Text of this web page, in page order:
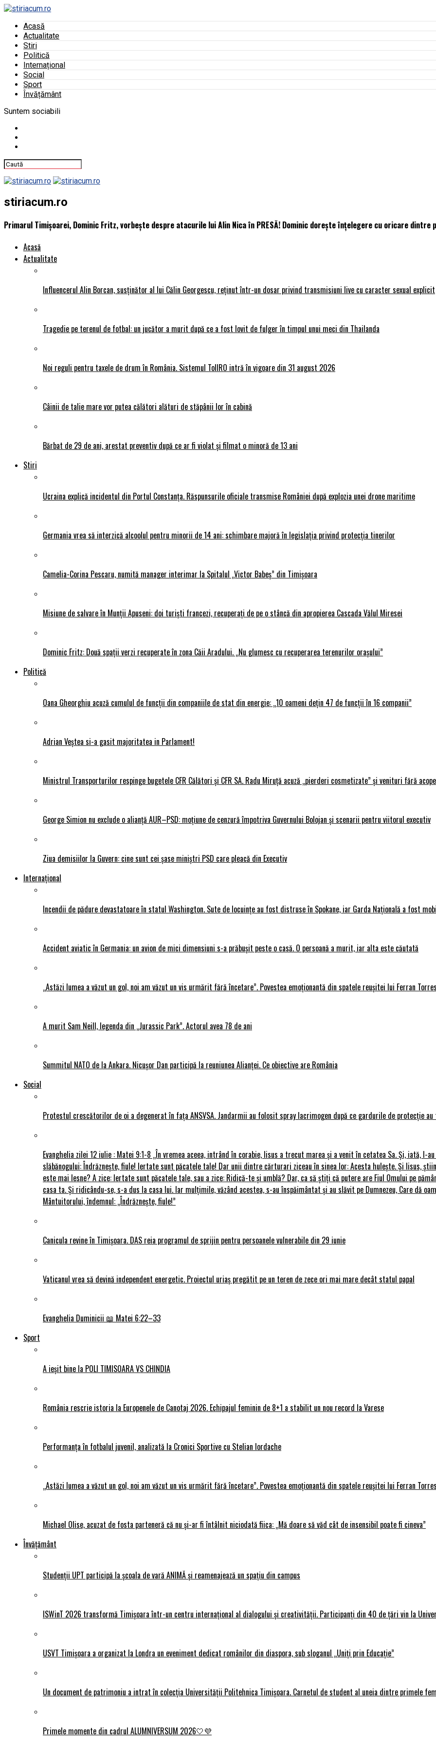
Acasă
Actualitate
Stiri
Politică
Internațional
Social
Sport
Învățământ
Suntem sociabili
stiriacum.ro
Primarul Timișoarei, Dominic Fritz, vorbește despre atacurile lui Alin Nica în PRESĂ! Dominic dorește înțelegere cu oricare dintre
Acasă
Actualitate
Influencerul Alin Borcan, susținător al lui Călin Georgescu, reținut într-un dosar privind transmisiuni live cu caracter sexual explicit
Tragedie pe terenul de fotbal: un jucător a murit după ce a fost lovit de fulger în timpul unui meci din Thailanda
Noi reguli pentru taxele de drum în România. Sistemul TollRO intră în vigoare din 31 august 2026
Câinii de talie mare vor putea călători alături de stăpânii lor în cabină
Bărbat de 29 de ani, arestat preventiv după ce ar fi violat și filmat o minoră de 13 ani
Stiri
Ucraina explică incidentul din Portul Constanța. Răspunsurile oficiale transmise României după explozia unei drone maritime
Germania vrea să interzică alcoolul pentru minorii de 14 ani: schimbare majoră în legislația privind protecția tinerilor
Camelia-Corina Pescaru, numită manager interimar la Spitalul „Victor Babeș” din Timișoara
Misiune de salvare în Munții Apuseni: doi turiști francezi, recuperați de pe o stâncă din apropierea Cascada Vălul Miresei
Dominic Fritz: Două spații verzi recuperate în zona Căii Aradului. „Nu glumesc cu recuperarea terenurilor orașului”
Politică
Oana Gheorghiu acuză cumulul de funcții din companiile de stat din energie: „10 oameni dețin 47 de funcții în 16 companii”
Adrian Veștea si-a gasit majoritatea in Parlament!
Ministrul Transporturilor respinge bugetele CFR Călători și CFR SA. Radu Miruță acuză „pierderi cosmetizate” și venituri fără
George Simion nu exclude o alianță AUR–PSD: moțiune de cenzură împotriva Guvernului Bolojan și scenarii pentru viitorul executiv
Ziua demisiilor la Guvern: cine sunt cei șase miniștri PSD care pleacă din Executiv
Internațional
Incendii de pădure devastatoare în statul Washington. Sute de locuințe au fost distruse în Spokane, iar Garda Națională a fost
Accident aviatic în Germania: un avion de mici dimensiuni s-a prăbușit peste o casă. O persoană a murit, iar alta este căutată
„Astăzi lumea a văzut un gol, noi am văzut un vis urmărit fără încetare”. Povestea emoționantă din spatele reușitei lui Ferran
A murit Sam Neill, legenda din „Jurassic Park”. Actorul avea 78 de ani
Summitul NATO de la Ankara. Nicușor Dan participă la reuniunea Alianței. Ce obiective are România
Social
Protestul crescătorilor de oi a degenerat în fața ANSVSA. Jandarmii au folosit spray lacrimogen după ce gardurile de protecție
Evanghelia zilei 12 iulie : Matei 9:1-8 „În vremea aceea, intrând în corabie, Iisus a trecut marea și a venit în cetatea Sa. Și, iată, I-
slăbănogului: Îndrăznește, fiule! Iertate sunt păcatele tale! Dar unii dintre cărturari ziceau în sinea lor: Acesta hulește. Și Iisus,
este mai lesne? A zice: Iertate sunt păcatele tale, sau a zice: Ridică-te și umblă? Dar, ca să știți că putere are Fiul Omului pe
casa ta. Și ridicându-se, s-a dus la casa lui. Iar mulțimile, văzând acestea, s-au înspăimântat și au slăvit pe Dumnezeu, Care dă
Mântuitorului, îndemnul: „Îndrăznește, fiule!”
Canicula revine în Timișoara. DAS reia programul de sprijin pentru persoanele vulnerabile din 29 iunie
Vaticanul vrea să devină independent energetic. Proiectul uriaș pregătit pe un teren de zece ori mai mare decât statul papal
Evanghelia Duminicii 📖 Matei 6:22–33
Sport
A ieșit bine la POLI TIMISOARA VS CHINDIA
România rescrie istoria la Europenele de Canotaj 2026. Echipajul feminin de 8+1 a stabilit un nou record la Varese
Performanța în fotbalul juvenil, analizată la Cronici Sportive cu Stelian Iordache
„Astăzi lumea a văzut un gol, noi am văzut un vis urmărit fără încetare”. Povestea emoționantă din spatele reușitei lui Ferran
Michael Olise, acuzat de fosta parteneră că nu și-ar fi întâlnit niciodată fiica: „Mă doare să văd cât de insensibil poate fi cineva”
Învățământ
Studenții UPT participă la școala de vară ANIMĂ și reamenajează un spațiu din campus
ISWinT 2026 transformă Timișoara într-un centru internațional al dialogului și creativității. Participanți din 40 de țări vin la
USVT Timișoara a organizat la Londra un eveniment dedicat românilor din diaspora, sub sloganul „Uniți prin Educație”
Un document de patrimoniu a intrat în colecția Universității Politehnica Timișoara. Carnetul de student al uneia dintre primele
Primele momente din cadrul ALUMNIVERSUM 2026🤍💜